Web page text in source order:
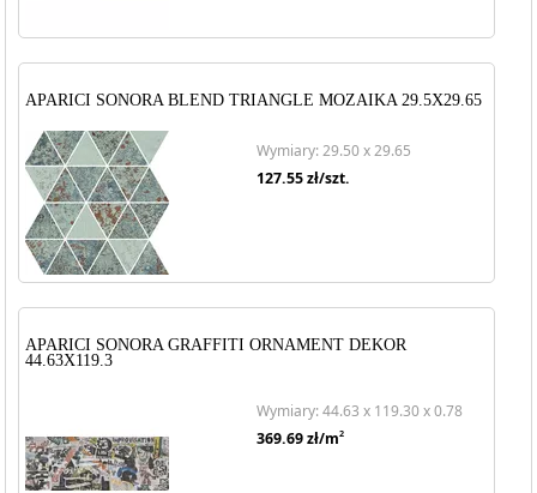
APARICI SONORA BLEND TRIANGLE MOZAIKA 29.5X29.65
Wymiary: 29.50 x 29.65
127.55zł/szt.
APARICI SONORA GRAFFITI ORNAMENT DEKOR
44.63X119.3
Wymiary: 44.63 x 119.30 x 0.78
369.69zł/m2